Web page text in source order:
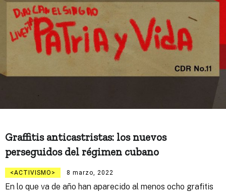
Graffitis anticastristas: los nuevos
perseguidos del régimen cubano
ACTIVISMO 8 marzo, 2022
En lo que va de año han aparecido al menos ocho grafitis